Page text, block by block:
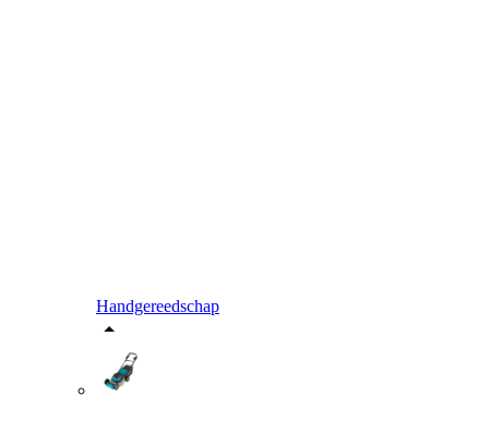
Handgereedschap